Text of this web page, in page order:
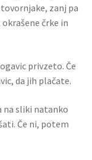
zanj pa
črke in
privzeto. Če
da jih plačate.
na sliki natanko
Če ni, potem